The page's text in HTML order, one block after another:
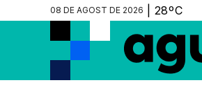
08 DE AGOST DE 2026